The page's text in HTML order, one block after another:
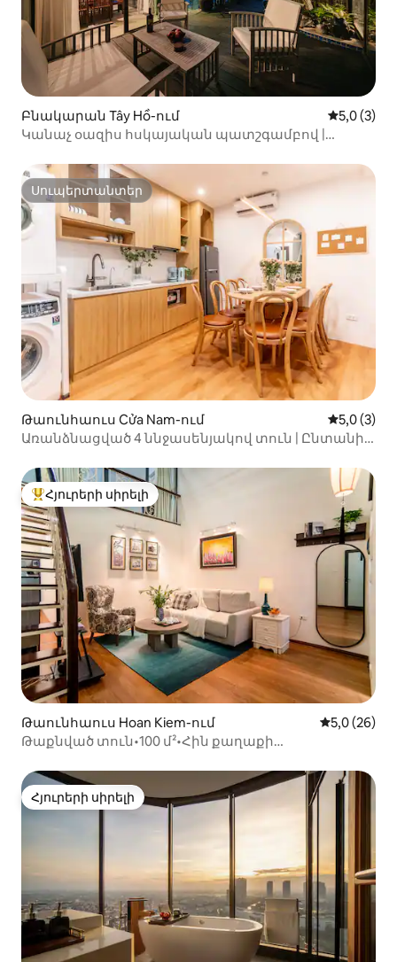
Բնակարան Tây Hồ-ում Միջին
5,0 (3)
Կանաչ օազիս հսկայական պատշգամբով |
Սուպերտանտեր
Սուպերտանտեր
Թաունհաուս Cửa Nam-ում Միջին
5,0 (3)
Առանձնացված 4 ննջասենյակով տուն | Ընտանիք
Հյուրերի սիրելի լավագույն տները
Հյուրերի սիրելի
Թաունհաուս Hoan Kiem-ում Միջին
5,0 (26)
Թաքնված տուն•100 մ²•Հին քաղաքի
Հյուրերի սիրելի
Հյուրերի սիրելի